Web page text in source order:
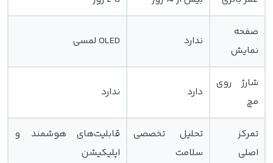
صفحه
نمایش
ندارد OLED لمسی
شارژ روی
مچ
دارد ندارد
تمرکز
اصلی
تحلیل تخصصی
سلامت
قابلیت‌های هوشمند و
اپلیکیشن